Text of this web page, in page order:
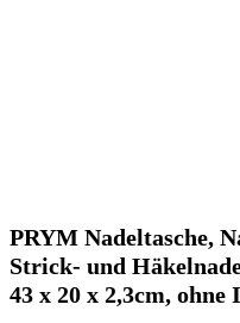
PRYM Nadeltasche,
Strick- und
43 x 20 x 2,3cm, ohne